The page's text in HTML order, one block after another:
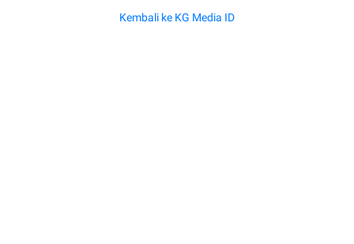
Kembali ke KG Media ID